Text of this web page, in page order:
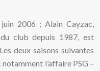
2006 ; Alain Cayzac,
club depuis 1987, est
deux saisons suivantes
l’affaire PSG –